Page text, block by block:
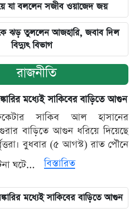
যা বললেন সজীব ওয়াজেদ জয়
ঝড় তুললেন আজহারি, জবাব দিল
বিদ্যুৎ বিভাগ
রাজনীতি
মধ্যেই সাকিবের বাড়িতে আগুন
সাকিব আল হাসানের
বাড়িতে আগুন ধরিয়ে দিয়েছে
বুধবার (৫ আগস্ট) রাত পৌনে
ঘটে...
বিস্তারিত
মধ্যেই সাকিবের বাড়িতে আগুন